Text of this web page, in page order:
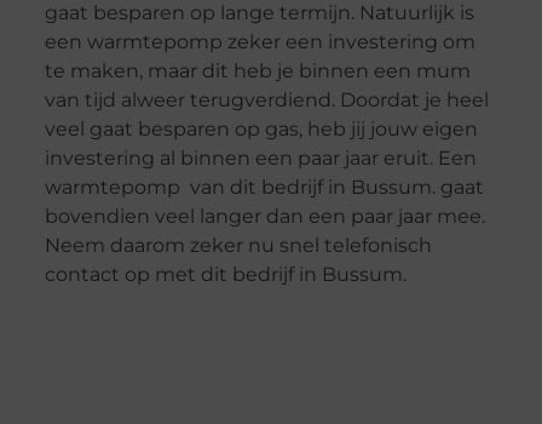
gaat besparen op lange termijn. Natuurlijk is
een warmtepomp zeker een investering om
te maken, maar dit heb je binnen een mum
van tijd alweer terugverdiend. Doordat je heel
veel gaat besparen op gas, heb jij jouw eigen
investering al binnen een paar jaar eruit. Een
warmtepomp van dit bedrijf in Bussum. gaat
bovendien veel langer dan een paar jaar mee.
Neem daarom zeker nu snel telefonisch
contact op met dit bedrijf in Bussum.